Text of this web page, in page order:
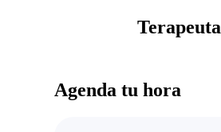
Terapeuta
Agenda tu hora